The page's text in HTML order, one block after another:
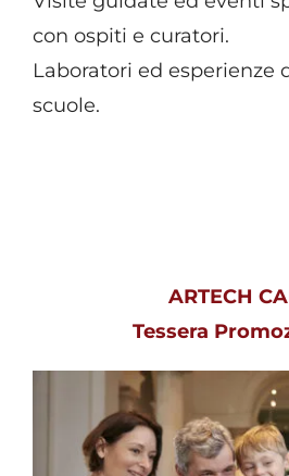
con ospiti e curatori.
Laboratori ed esperienze
scuole.
ARTECH
Tessera